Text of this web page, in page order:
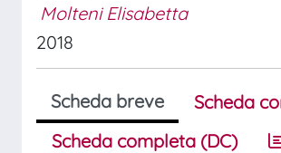
Molteni Elisabetta
2018
Scheda breve
Scheda
Scheda completa (DC)